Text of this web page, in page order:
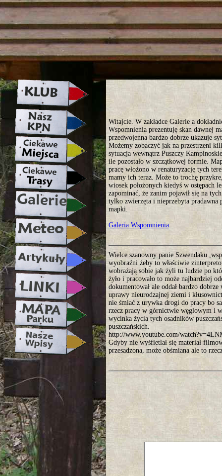
strona w naprawie zapraszamy
Witajcie. W zakładce Galerie a
Wspomnienia prezentuję skan dawnej
przedwojenna bardzo dobrze ukazuje
Możemy zobaczyć jak na przestrzeni
sytuacja wewnątrz Puszczy
ile pozostało w szczątkowej formie.
pracę włożono w renaturyzację tych
mamy ich teraz. Może to trochę
wiosek położonych kiedyś w ostępach
zapominać, że zanim pojawił się na
tylko zwierzęta i nieprzebyta pradawna
mapki.
Galeria Wspomnienia
Wielce szanowny panie Szwendaku
wyobraźni żeby to właściwie
wobrażają sobie jak żyli tu ludzie po
żyło i pracowało to może najbardziej
dokumentował ale oddał bardzo
uprawy nieurodzajnej ziemi i
nie śmiać z urywka drogi do pracy bo
rzecz pracy w górnictwie węglowym i
wycinka życia tych osadników
puszczańskich.
http://www.youtube.com/
Gdyby nie wyśfietlał się materiał
przesadzona, może obśmiana ale to